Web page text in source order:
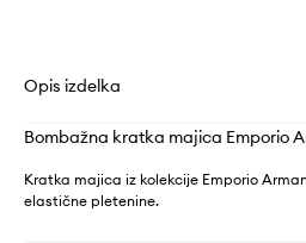
Opis izdelka
Bombažna kratka majica Emporio
Kratka majica iz kolekcije Emporio
elastične pletenine.